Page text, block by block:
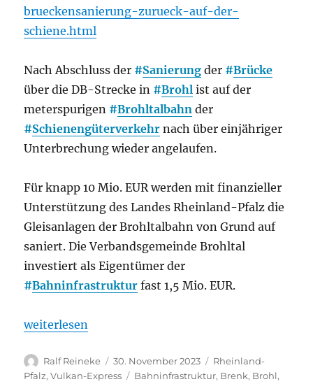
brueckensanierung-zurueck-auf-der-
schiene.html
Nach Abschluss der #Sanierung der #Brücke
über die DB-Strecke in #Brohl ist auf der
meterspurigen #Brohltalbahn der
#Schienengüterverkehr nach über einjähriger
Unterbrechung wieder angelaufen.
Für knapp 10 Mio. EUR werden mit finanzieller
Unterstützung des Landes Rheinland-Pfalz die
Gleisanlagen der Brohltalbahn von Grund auf
saniert. Die Verbandsgemeinde Brohltal
investiert als Eigentümer der
#Bahninfrastruktur fast 1,5 Mio. EUR.
„Brohltal-Schmalspurbahn: Phonolith-Verkehr
weiterlesen
Autor
Ralf Reineke
Veröffentlicht
am
30. November 2023 Kategorien
Rheinland-
Pfalz,Vulkan-Express Schlagwörter
Bahninfrastruktur, Brenk, Brohl,